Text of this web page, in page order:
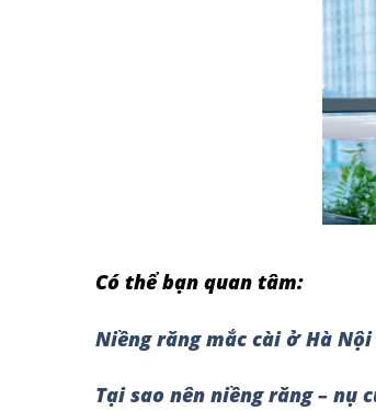
Có thể bạn quan tâm:
Niềng răng mắc cài ở Hà
Tại sao nên niềng răng –